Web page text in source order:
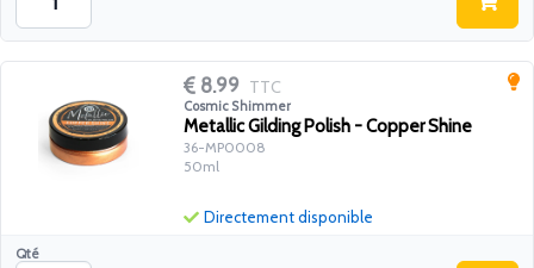
8.99 TTC
Cosmic Shimmer
Metallic Gilding Polish - Copper Shine
36-MP0008
50ml
Qté
Directement disponible